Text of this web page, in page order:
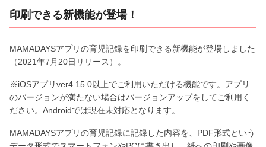
印刷できる新機能が登場！
MAMADAYSアプリの育児記録を印刷できる新機能が登場しました
（2021年7月20日リリース）。
※iOSアプリver4.15.0以上でご利用いただける機能です。アプリ
のバージョンが満たない場合はバージョンアップをしてご利用く
ださい。Androidでは現在未対応となります。
MAMADAYSアプリの育児記録に記録した内容を、PDF形式という